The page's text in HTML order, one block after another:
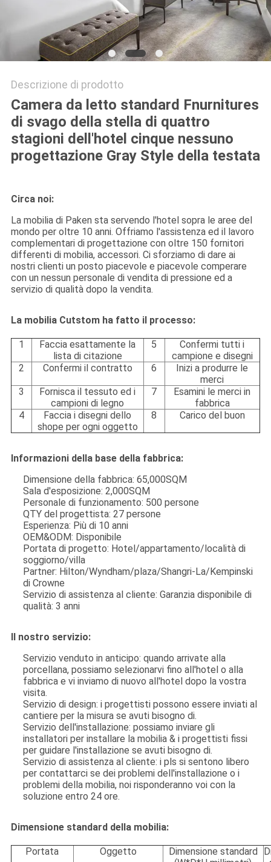
Descrizione di prodotto
Camera da letto standard Fnurnitures
di svago della stella di quattro
stagioni dell'hotel cinque nessuno
progettazione Gray Style della testata
Circa noi:
La mobilia di Paken sta servendo l'hotel sopra le aree del
mondo per oltre 10 anni. Offriamo l'assistenza ed il lavoro
complementari di progettazione con oltre 150 fornitori
differenti di mobilia, accessori. Ci sforziamo di dare ai
nostri clienti un posto piacevole e piacevole comperare
con un nessun personale di vendita di pressione ed a
servizio di qualità dopo la vendita.
La mobilia Cutstom ha fatto il processo:
1
Faccia esattamente la
lista di citazione
5
Confermi tutti i
campione e disegni
2
Confermi il contratto 6
Inizi a produrre le
merci
3
Fornisca il tessuto ed i
campioni di legno
7
Esamini le merci in
fabbrica
4
Faccia i disegni dello
shope per ogni oggetto
8 Carico del buon
Informazioni della base della fabbrica:
Dimensione della fabbrica: 65,000SQM
Sala d'esposizione: 2,000SQM
Personale di funzionamento: 500 persone
QTY del progettista: 27 persone
Esperienza: Più di 10 anni
OEM&ODM: Disponibile
Portata di progetto: Hotel/appartamento/località di
soggiorno/villa
Partner: Hilton/Wyndham/plaza/Shangri-La/Kempinski
di Crowne
Servizio di assistenza al cliente: Garanzia disponibile di
qualità: 3 anni
Il nostro servizio:
Servizio venduto in anticipo: quando arrivate alla
porcellana, possiamo selezionarvi fino all'hotel o alla
fabbrica e vi inviamo di nuovo all'hotel dopo la vostra
visita.
Servizio di design: i progettisti possono essere inviati al
cantiere per la misura se avuti bisogno di.
Servizio dell'installazione: possiamo inviare gli
installatori per installare la mobilia & i progettisti fissi
per guidare l'installazione se avuti bisogno di.
Servizio di assistenza al cliente: i pls si sentono libero
per contattarci se dei problemi dell'installazione o i
problemi della mobilia, noi risponderanno voi con la
soluzione entro 24 ore.
Dimensione standard della mobilia:
Portata Oggetto
Dimensione standard